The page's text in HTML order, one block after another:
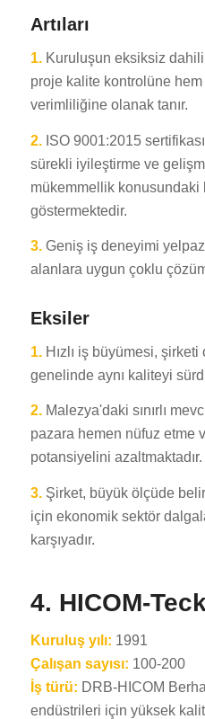
Artıları
1. Kuruluşun eksiksiz
proje kalite kontrolüne
verimliliğine olanak tanır.
2.ISO 9001:2015
sürekli iyileştirme ve
mükemmellik konusundaki
göstermektedir.
3. Geniş iş deneyimi
alanlara uygun çoklu
Eksiler
1. Hızlı iş büyümesi, şirketi
genelinde aynı kaliteyi
2. Malezya'daki sınırlı
pazara hemen nüfuz etme
potansiyelini azaltmaktadır.
3. Şirket, büyük ölçüde
için ekonomik sektör
karşıyadır.
4. HICOM-
Kuruluş yılı: 1991
Çalışan sayısı: 100-200
İş türü: DRB-HICOM
endüstrileri için yüksek